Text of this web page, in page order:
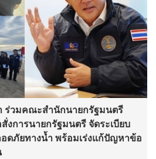
ร่วมคณะสำนักนายกรัฐมนตรี
งการนายกรัฐมนตรี จัดระเบียบ
ดภัยทางน้ำ พร้อมเร่งแก้ปัญหาข้อ